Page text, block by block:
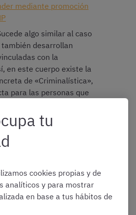
mediante promoción
algo similar al caso
desarrollan
con la
en este cuerpo existe la
de «Criminalística»,
para las personas que
. Tanto en los
en la
vinculadas con la
en menor medida,
de plazas del ámbito local
para personas
tu
cookies propias y de
analíticos y para mostrar
en base a tus hábitos de